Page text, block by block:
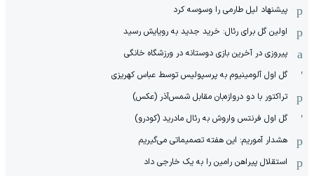
پیشنهاد لیل طارمی را وسوسه کرد
اولین گل برای رئال: خرید جدید به رویایش رسید
پیروزی در آخرین بازی دوستانه در ورزشگاه خانگی
گل اول آلومینیوم به پرسپولیس توسط عباس کهریزی
تراکتور با دو دروازه‌بان مقابل شمس‌آذر (عکس)
گل اول فرنتس واروش به رئال مادرید (کودرو)
هشدار آموریم: این هفته تصمیماتی می‌گیریم
استقلال پیراهن رامین را به یک خارجی داد